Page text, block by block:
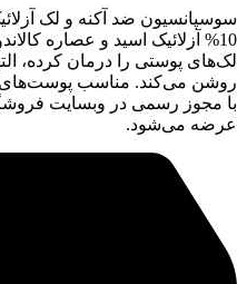
10% آزلائیک اسید و عصاره
لک‌های پوستی را درمان کرده،
روشن می‌کند. مناسب
با مجوز رسمی در وبسایت
عرضه می‌شود.